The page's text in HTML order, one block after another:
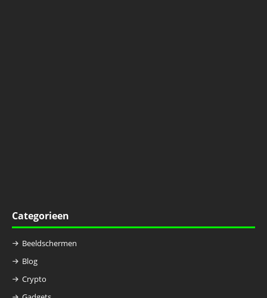
Categorieen
Beeldschermen
Blog
Crypto